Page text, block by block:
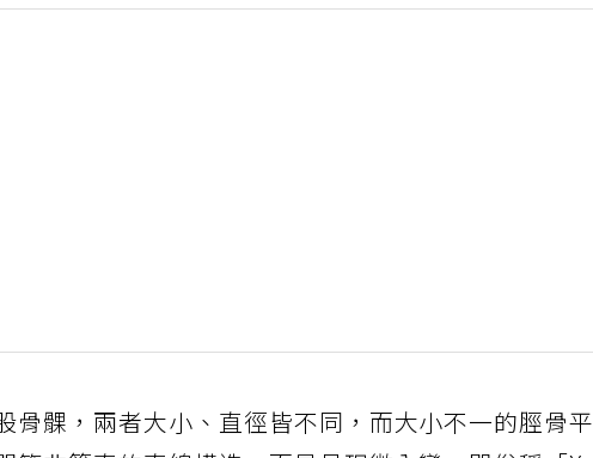
骨髁，兩者大小、直徑皆不同，而大小不一的脛骨平